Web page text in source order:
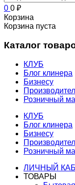
0 0 ₽
Корзина
Корзина пуста
Каталог
КЛУБ
Блог клинера
Бизнесу
Розничный
КЛУБ
Блог клинера
Бизнесу
Розничный
ЛИЧНЫЙ
ТОВАРЫ